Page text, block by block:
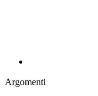
Argomenti